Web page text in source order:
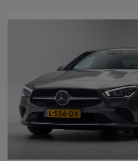
Bekijk deze auto